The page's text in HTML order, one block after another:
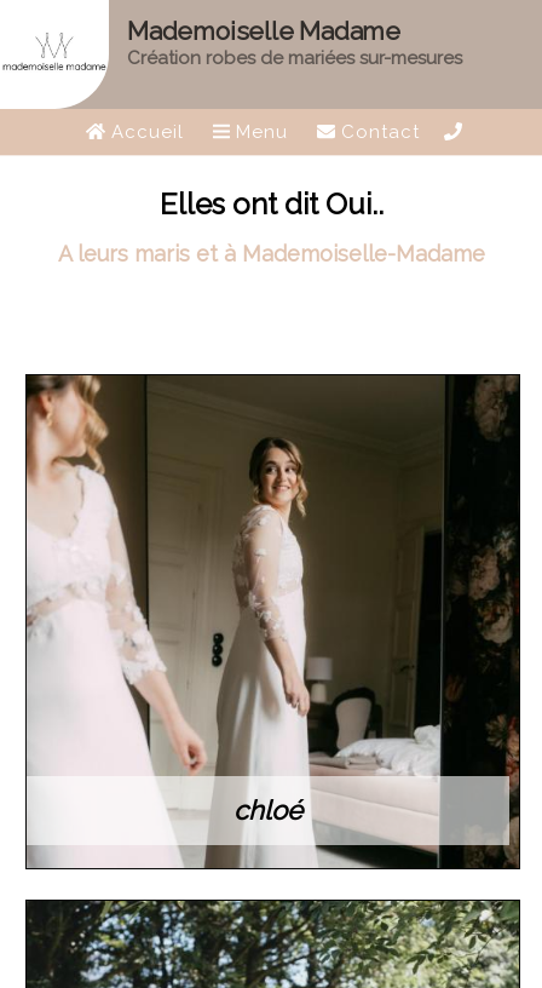
Mademoiselle Madame
Création robes de mariées sur-mesures
Accueil Menu Contact
Elles ont dit Oui..
A leurs maris et à Mademoiselle-Madame
chloé